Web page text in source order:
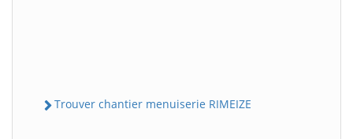
Trouver chantier menuiserie RIMEIZE